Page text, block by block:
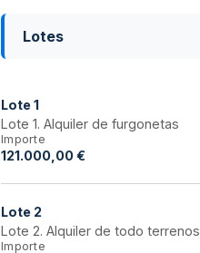
Lotes
Lote1
Lote 1. Alquiler de furgonetas
Importe
121.000,00 €
Lote 2
Lote 2. Alquiler de todo terrenos
Importe